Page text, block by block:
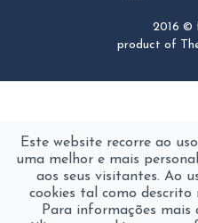
2016 ©
product of
Este website recorre ao
uma melhor e mais
aos seus visitantes. Ao
cookies tal como descrito
Para informações mais